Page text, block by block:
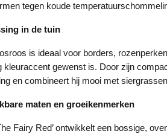
tegen koude
in de tuin
is ideaal voor borders,
kleuraccent gewenst is. Door zijn
en combineert hij mooi met
maten en groeikenmerken
Fairy Red’ ontwikkelt een bossige,